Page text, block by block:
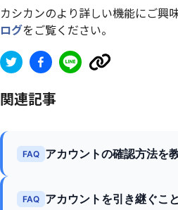
カシカンのより詳しい機能にご興
ログをご覧ください。
関連記事
FAQ アカウントの確認方法を
FAQ アカウントを引き継ぐこ